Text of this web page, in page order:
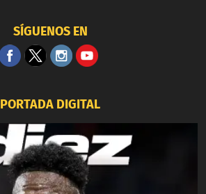
SÍGUENOS EN
PORTADA DIGITAL